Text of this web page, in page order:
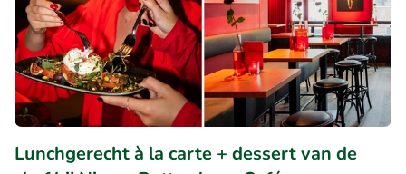
Lunchgerecht à la carte + dessert van de